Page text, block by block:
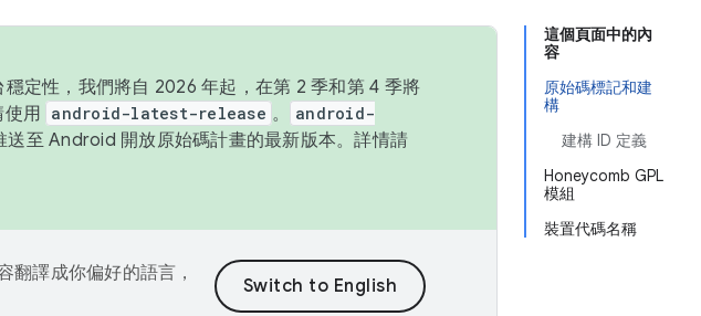
這個頁面中的內
容
原始碼標記和建
構
建構 ID 定義
Honeycomb GPL
模組
裝置代碼名稱
定性，我們將自 2026 年起，在第 2 季和第 4 季將
使用 android-latest-release 。
android-
送至 Android 開放原始碼計畫的最新版本。詳情請
翻譯成你偏好的語言，